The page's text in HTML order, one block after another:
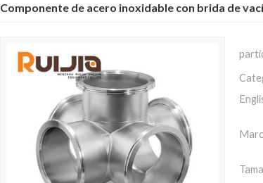
Componente de acero inoxidable con brida de